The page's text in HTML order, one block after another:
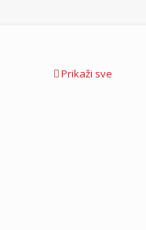
Prikaži sve